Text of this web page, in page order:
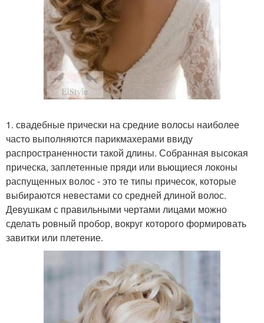
1. свадебные прически на средние волосы наиболее
часто выполняются парикмахерами ввиду
распространенности такой длины. Собранная высокая
прическа, заплетенные пряди или вьющиеся локоны
распущенных волос - это те типы причесок, которые
выбираются невестами со средней длиной волос.
Девушкам с правильными чертами лицами можно
сделать ровный пробор, вокруг которого формировать
завитки или плетение.